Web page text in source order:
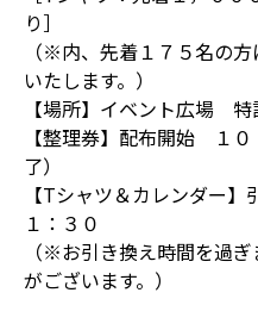
り］
（※内、先着１７５名の
いたします。）
【場所】イベント広場 特
【整理券】配布開始 １
了）
【Tシャツ＆カレンダー
１：３０
（※お引き換え時間を過
がございます。）